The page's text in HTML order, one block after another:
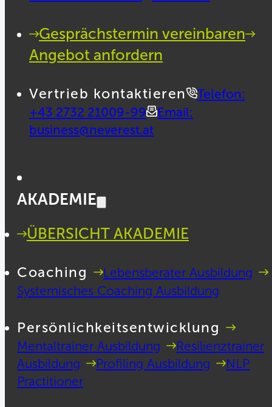
Gesprächstermin vereinbaren
Angebot anfordern
Vertrieb kontaktieren
Telefon:
+43 2732 21009-99
Email:
business@neverest.at
AKADEMIE
ÜBERSICHT AKADEMIE
Coaching
Lebensberater Ausbildung
Systemisches Coaching Ausbildung
Persönlichkeitsentwicklung
Mentaltrainer Ausbildung
Resilienztrainer
Ausbildung
Profiling Ausbildung
NLP
Practitioner